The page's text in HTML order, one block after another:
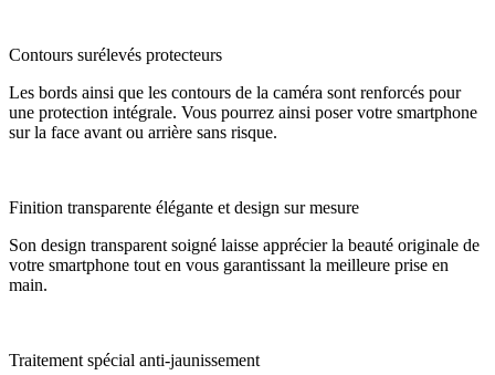
Contours surélevés protecteurs
Les bords ainsi que les contours de la caméra sont renforcés pour
une protection intégrale. Vous pourrez ainsi poser votre smartphone
sur la face avant ou arrière sans risque.
Finition transparente élégante et design sur mesure
Son design transparent soigné laisse apprécier la beauté originale de
votre smartphone tout en vous garantissant la meilleure prise en
main.
Traitement spécial anti-jaunissement